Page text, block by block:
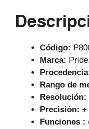
p
o
Código:
Marca:
Rango de
Resolución:
Precisión: ±
Funciones :